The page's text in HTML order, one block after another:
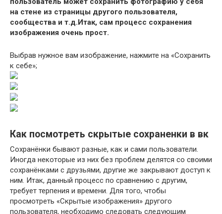
на стене из страницы другого пользователя,
сообщества и т.д.Итак, сам процесс сохранения
изображения очень прост.
Выбрав нужное вам изображение, нажмите на «Сохранить
к себе»;
Как посмотреть скрытые сохраненки в вк
Сохранёнки бывают разные, как и сами пользователи.
Иногда некоторые из них без проблем делятся со своими
сохранёнками с друзьями, другие же закрывают доступ к
ним. Итак, данный процесс по сравнению с другим,
требует терпения и времени. Для того, чтобы
просмотреть «Скрытые изображения» другого
пользователя, необходимо следовать следующим